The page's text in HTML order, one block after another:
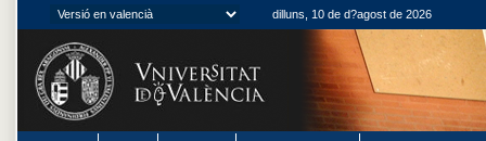
dilluns, 10 de d?agost de 2026